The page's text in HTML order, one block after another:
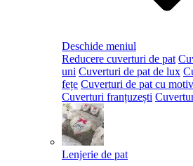
Deschide meniul
Reducere cuverturi de pat
uni Cuverturi de pat de lux
fețe Cuverturi de pat cu
Cuverturi franțuzești
Lenjerie de pat